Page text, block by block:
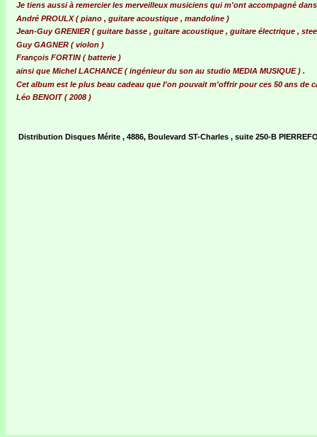
Je tiens aussi à remercier les merveilleux musiciens qui m'ont accompagné
André PROULX ( piano , guitare acoustique , mandoline )
Jean-Guy GRENIER ( guitare basse , guitare acoustique , guitare électrique ,
Guy GAGNER ( violon )
François FORTIN ( batterie )
ainsi que Michel LACHANCE ( ingénieur du son au studio MEDIA MUSIQUE ) .
Cet album est le plus beau cadeau que l'on pouvait m'offrir pour ces 50 ans
Léo BENOIT ( 2008 )
Distribution Disques Mérite , 4886, Boulevard ST-Charles , suite 250-B